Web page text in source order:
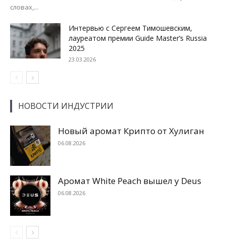
словах,...
Интервью с Сергеем Тимошевским,
лауреатом премии Guide Master’s Russia
2025
23.03.2026
НОВОСТИ ИНДУСТРИИ
Новый аромат Крипто от Хулиган
06.08.2026
Аромат White Peach вышел у Deus
06.08.2026